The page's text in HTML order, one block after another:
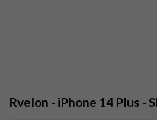
Rvelon - iPhone 14 Plus -